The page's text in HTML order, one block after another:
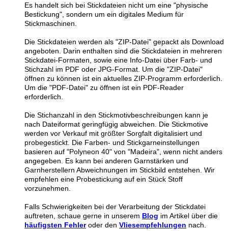
Es handelt sich bei Stickdateien nicht um eine "physische
Bestickung", sondern um ein digitales Medium für
Stickmaschinen.
Die Stickdateien werden als "ZIP-Datei" gepackt als Download
angeboten. Darin enthalten sind die Stickdateien in mehreren
Stickdatei-Formaten, sowie eine Info-Datei über Farb- und
Stichzahl im PDF oder JPG-Format. Um die "ZIP-Datei"
öffnen zu können ist ein aktuelles ZIP-Programm erforderlich.
Um die "PDF-Datei" zu öffnen ist ein PDF-Reader
erforderlich.
Die Stichanzahl in den Stickmotivbeschreibungen kann je
nach Dateiformat geringfügig abweichen. Die Stickmotive
werden vor Verkauf mit größter Sorgfalt digitalisiert und
probegestickt. Die Farben- und Stickgarneinstellungen
basieren auf "Polyneon 40" von "Madeira", wenn nicht anders
angegeben. Es kann bei anderen Garnstärken und
Garnherstellern Abweichnungen im Stickbild entstehen. Wir
empfehlen eine Probestickung auf ein Stück Stoff
vorzunehmen.
Falls Schwierigkeiten bei der Verarbeitung der Stickdatei
auftreten, schaue gerne in unserem Blog im Artikel über die
häufigsten Fehleroder den Vliesempfehlungen nach.